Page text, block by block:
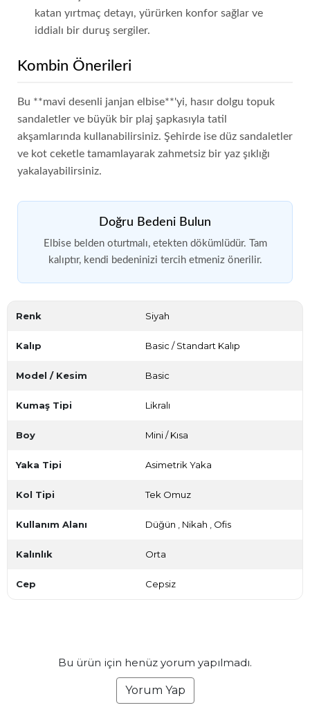
katan yırtmaç detayı, yürürken konfor sağlar ve
iddialı bir duruş sergiler.
Kombin Önerileri
Bu **mavi desenli janjan elbise**'yi, hasır dolgu topuk
sandaletler ve büyük bir plaj şapkasıyla tatil
akşamlarında kullanabilirsiniz. Şehirde ise düz sandaletler
ve kot ceketle tamamlayarak zahmetsiz bir yaz şıklığı
yakalayabilirsiniz.
Doğru Bedeni Bulun
Elbise belden oturtmalı, etekten dökümlüdür. Tam
kalıptır, kendi bedeninizi tercih etmeniz önerilir.
Renk Siyah
Kalıp Basic / Standart Kalıp
Model / Kesim Basic
Kumaş Tipi Likralı
Boy Mini / Kısa
Yaka Tipi Asimetrik Yaka
Kol Tipi Tek Omuz
Kullanım Alanı Düğün Nikah Ofis
Kalınlık Orta
Cep Cepsiz
Bu ürün için henüz yorum yapılmadı.
Yorum Yap